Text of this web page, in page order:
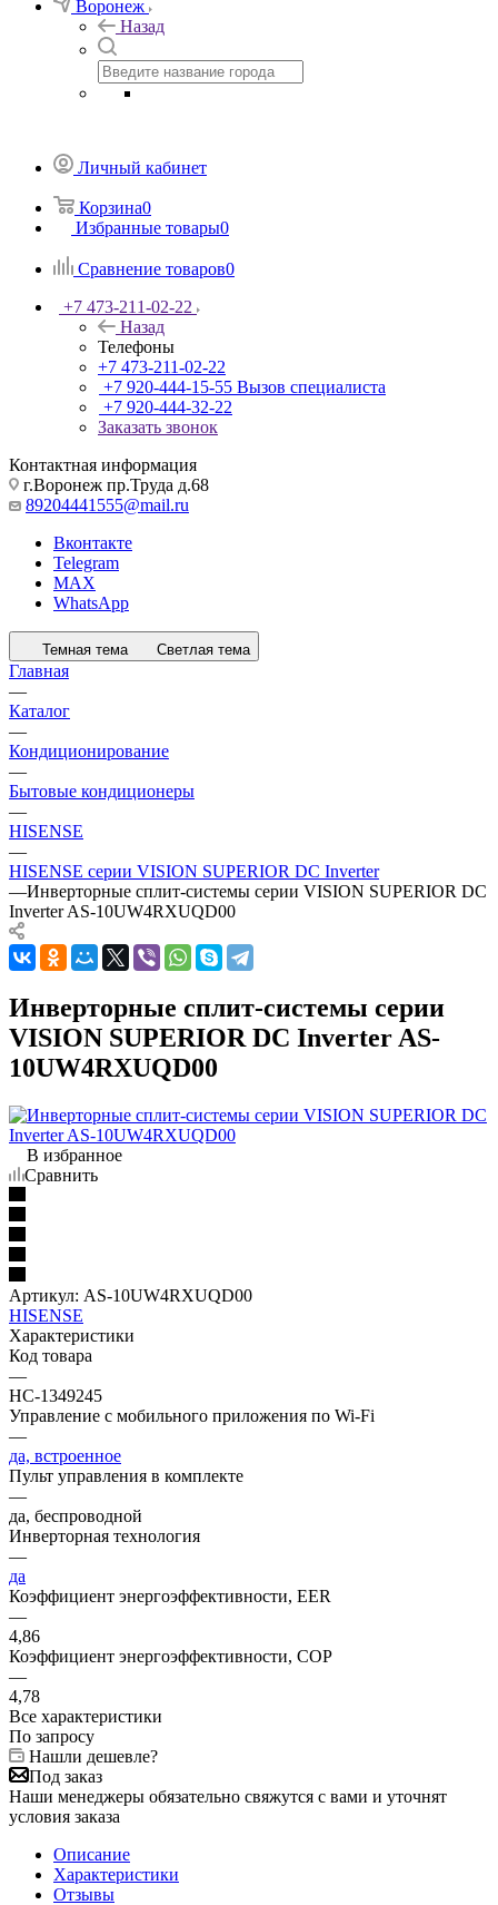
Воронеж
Назад
Личный кабинет
Корзина0
Избранные товары0
Сравнение товаров0
+7 473-211-02-22
Назад
Телефоны
+7 473-211-02-22
+7 920-444-15-55 Вызов специалиста
+7 920-444-32-22
Заказать звонок
Контактная информация
г.Воронеж пр.Труда д.68
89204441555@mail.ru
Вконтакте
Telegram
MAX
WhatsApp
Темная тема Светлая тема
Главная
—
Каталог
—
Кондиционирование
—
Бытовые кондиционеры
—
HISENSE
—
HISENSE серии VISION SUPERIOR DC Inverter
—Инверторные сплит-системы серии VISION SUPERIOR DC
Inverter AS-10UW4RXUQD00
Инверторные сплит-системы серии
VISION SUPERIOR DC Inverter AS-
10UW4RXUQD00
В избранное
Сравнить
Артикул: AS-10UW4RXUQD00
HISENSE
Характеристики
Код товара
—
НС-1349245
Управление c мобильного приложения по Wi-Fi
—
да, встроенное
Пульт управления в комплекте
—
да, беспроводной
Инверторная технология
—
да
Коэффициент энергоэффективности, EER
—
4,86
Коэффициент энергоэффективности, COP
—
4,78
Все характеристики
По запросу
Нашли дешевле?
Под заказ
Наши менеджеры обязательно свяжутся с вами и уточнят
условия заказа
Описание
Характеристики
Отзывы